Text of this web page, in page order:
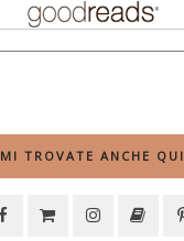
MI TROVATE ANCHE QUI